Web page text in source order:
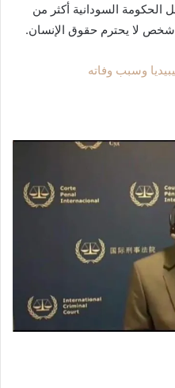
الحكومة السودانية أكثر من
لا يحترم حقوق الإنسان.
وسبب وفاته